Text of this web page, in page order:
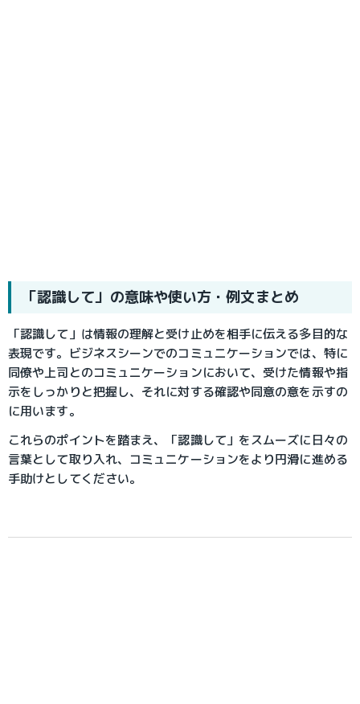
「認識して」の意味や使い方・例文まとめ
「認識して」は情報の理解と受け止めを相手に伝える多目的な
表現です。ビジネスシーンでのコミュニケーションでは、特に
同僚や上司とのコミュニケーションにおいて、受けた情報や指
示をしっかりと把握し、それに対する確認や同意の意を示すの
に用います。
これらのポイントを踏まえ、「認識して」をスムーズに日々の
言葉として取り入れ、コミュニケーションをより円滑に進める
手助けとしてください。